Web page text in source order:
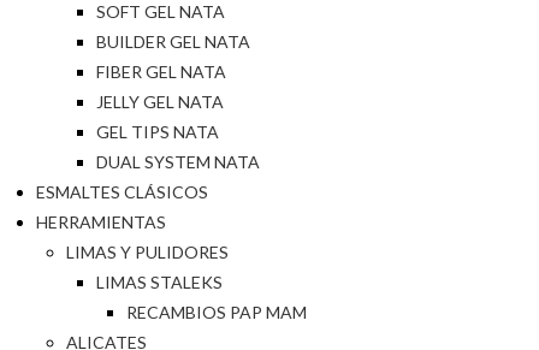
SOFT GEL NATA
BUILDER GEL NATA
FIBER GEL NATA
JELLY GEL NATA
GEL TIPS NATA
DUAL SYSTEM NATA
ESMALTES CLÁSICOS
HERRAMIENTAS
LIMAS Y PULIDORES
LIMAS STALEKS
RECAMBIOS PAP MAM
ALICATES